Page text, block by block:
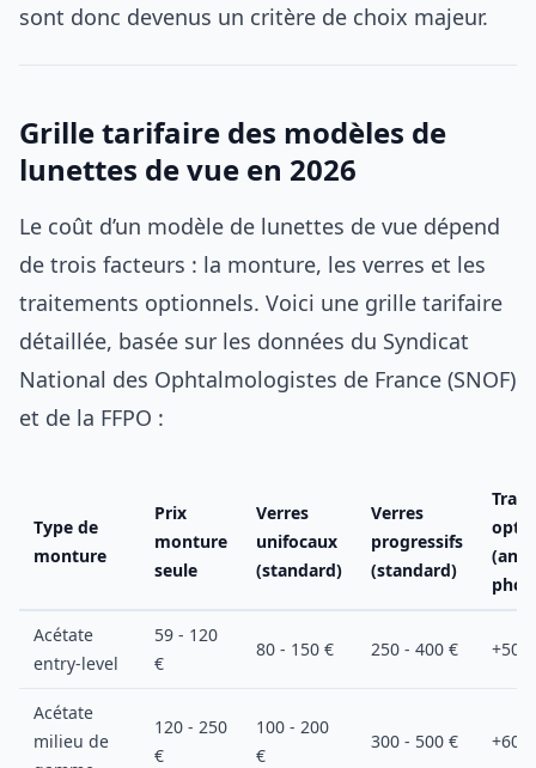
sont donc devenus un critère de choix majeur.
Grille tarifaire des modèles de
lunettes de vue en 2026
Le coût d’un modèle de lunettes de vue dépend
de trois facteurs : la monture, les verres et les
traitements optionnels. Voici une grille tarifaire
détaillée, basée sur les données du Syndicat
National des Ophtalmologistes de France (SNOF)
et de la FFPO :
Type de
monture
Prix
monture
seule
Verres
unifocaux
(standard)
Verres
progressifs
(standard)
Acétate
entry-level
59 - 120
€
80 - 150 € 250 - 400 € +50
Acétate
milieu de
120 - 250
€
100 - 200
€
300 - 500 € +60